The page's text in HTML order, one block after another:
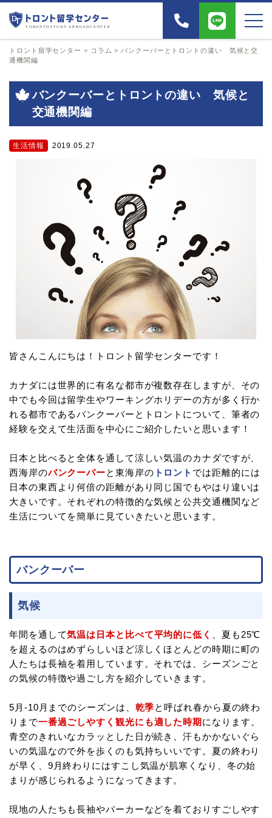
トロント留学センター > コラム > バンクーバーとトロントの違い 気候と交
通機関編
バンクーバーとトロントの違い 気候と
交通機関編
生活情報 2019.05.27
皆さんこんにちは！トロント留学センターです！
カナダには世界的に有名な都市が複数存在しますが、その
中でも今回は留学生やワーキングホリデーの方が多く行か
れる都市であるバンクーバーとトロントについて、筆者の
経験を交えて生活面を中心にご紹介したいと思います！
日本と比べると全体を通して涼しい気温のカナダですが、
西海岸のバンクーバーと東海岸の トロント では距離的には
日本の東西より何倍の距離があり同じ国でもやはり違いは
大きいです。それぞれの特徴的な気候と公共交通機関など
生活についてを簡単に見ていきたいと思います。
バンクーバー
気候
年間を通して気温は日本と比べて平均的に低く
、夏も25℃
を超えるのはめずらしいほど涼しくほとんどの時期に町の
人たちは長袖を着用しています。それでは、シーズンごと
の気候の特徴や過ごし方を紹介していきます。
5月-10月までのシーズンは、 乾季と呼ばれ春から夏の終わ
りまで一番過ごしやすく観光にも適した時期 になります。
青空のきれいなカラッとした日が続き、汗もかかないぐら
いの気温なので外を歩くのも気持ちいいです。夏の終わり
が早く、9月終わりにはすこし気温が肌寒くなり、冬の始
まりが感じられるようになってきます。
現地の人たちも長袖やパーカーなどを着ておりすごしやす